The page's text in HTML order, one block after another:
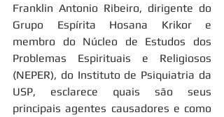
Franklin Antonio Ribeiro, dirigente do
Grupo Espírita Hosana Krikor e
membro do Núcleo de Estudos dos
Problemas Espirituais e Religiosos
(NEPER), do Instituto de Psiquiatria da
USP, esclarece quais são seus
principais agentes causadores e como